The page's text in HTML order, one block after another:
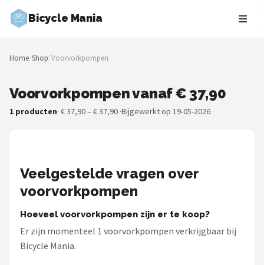
Bicycle Mania
Zoeken
NAVIGATIE
Merken
Fietsroutes
Kinderfietsen
Stadsfietsen
Home/Shop/Voorvorkpompen
Voorvorkpompen vanaf € 37,90
1 producten· € 37,90 – € 37,90 ·Bijgewerkt op 19-05-2026
Veelgestelde vragen over
voorvorkpompen
Hoeveel voorvorkpompen zijn er te koop?
Er zijn momenteel 1 voorvorkpompen verkrijgbaar bij
Bicycle Mania.